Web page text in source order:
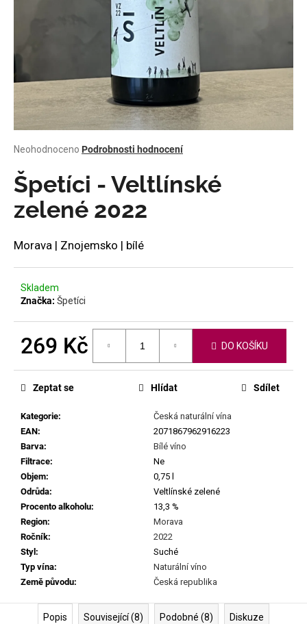
Průměrné
produktu
je
z
hvězdiček.
Neohodnoceno Podrobnosti hodnocení
Špetíci - Veltlínské
zelené 2022
Morava | Znojemsko | bílé
Skladem
Značka: Špetíci
269 Kč DO KOŠÍKU
Kategorie:
Česká naturální vína
EAN:
2071867962916223
Barva:
Bílé víno
Filtrace:
Ne
Objem:
0,75 l
Odrůda:
Veltlínské zelené
Procento alkoholu:
13,3 %
Region:
Morava
Ročník:
2022
Styl :
Suché
Typ vína:
Naturální víno
Země původu: Česká republika
Zeptat se Hlídat Sdílet
Popis Související (8) Podobné (8) Diskuze
í
t
?
D
p
o
u
č
u
e
m
e
SEPP
MUSTER
GRAF
SAUVIGNON
2022
929
Kč